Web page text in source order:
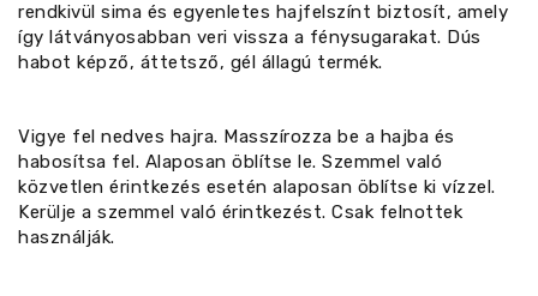
rendkivül sima és egyenletes hajfelszínt biztosít, amely
így látványosabban veri vissza a fénysugarakat. Dús
habot képző, áttetsző, gél állagú termék.
Vigye fel nedves hajra. Masszírozza be a hajba és
habosítsa fel. Alaposan öblítse le. Szemmel való
közvetlen érintkezés esetén alaposan öblítse ki vízzel.
Kerülje a szemmel való érintkezést. Csak felnottek
használják.